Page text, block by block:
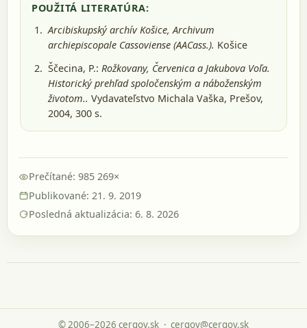
POUŽITÁ LITERATÚRA:
Arcibiskupský archív Košice, Archivum
archiepiscopale Cassoviense (AACass.). Košice
Ščecina, P.: Rožkovany, Červenica a Jakubova Voľa.
Historický prehľad spoločenským a náboženským
životom.. Vydavateľstvo Michala Vaška, Prešov,
2004, 300 s.
Prečítané: 985 269×
Publikované: 21. 9. 2019
Posledná aktualizácia: 6. 8. 2026
© 2006–2026 cergov.sk · cergov@cergov.sk